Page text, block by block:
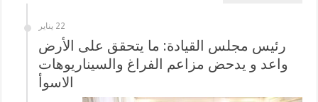
22 يناير
رئيس مجلس القيادة: ما يتحقق على الأرض
واعد و يدحض مزاعم الفراغ والسيناريوهات
الاسوأ